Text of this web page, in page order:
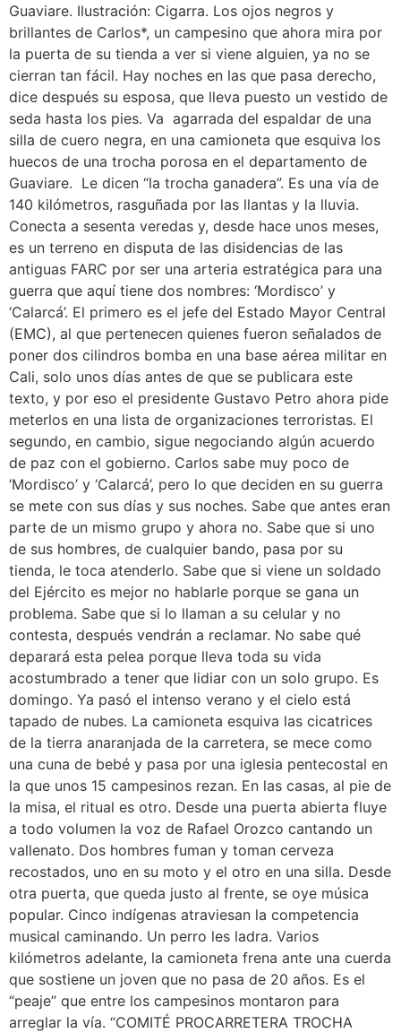
Guaviare. Ilustración: Cigarra. Los ojos negros y
brillantes de Carlos*, un campesino que ahora mira por
la puerta de su tienda a ver si viene alguien, ya no se
cierran tan fácil. Hay noches en las que pasa derecho,
dice después su esposa, que lleva puesto un vestido de
seda hasta los pies. Va agarrada del espaldar de una
silla de cuero negra, en una camioneta que esquiva los
huecos de una trocha porosa en el departamento de
Guaviare. Le dicen “la trocha ganadera”. Es una vía de
140 kilómetros, rasguñada por las llantas y la lluvia.
Conecta a sesenta veredas y, desde hace unos meses,
es un terreno en disputa de las disidencias de las
antiguas FARC por ser una arteria estratégica para una
guerra que aquí tiene dos nombres: ‘Mordisco’ y
‘Calarcá’. El primero es el jefe del Estado Mayor Central
(EMC), al que pertenecen quienes fueron señalados de
poner dos cilindros bomba en una base aérea militar en
Cali, solo unos días antes de que se publicara este
texto, y por eso el presidente Gustavo Petro ahora pide
meterlos en una lista de organizaciones terroristas. El
segundo, en cambio, sigue negociando algún acuerdo
de paz con el gobierno. Carlos sabe muy poco de
‘Mordisco’ y ‘Calarcá’, pero lo que deciden en su guerra
se mete con sus días y sus noches. Sabe que antes eran
parte de un mismo grupo y ahora no. Sabe que si uno
de sus hombres, de cualquier bando, pasa por su
tienda, le toca atenderlo. Sabe que si viene un soldado
del Ejército es mejor no hablarle porque se gana un
problema. Sabe que si lo llaman a su celular y no
contesta, después vendrán a reclamar. No sabe qué
deparará esta pelea porque lleva toda su vida
acostumbrado a tener que lidiar con un solo grupo. Es
domingo. Ya pasó el intenso verano y el cielo está
tapado de nubes. La camioneta esquiva las cicatrices
de la tierra anaranjada de la carretera, se mece como
una cuna de bebé y pasa por una iglesia pentecostal en
la que unos 15 campesinos rezan. En las casas, al pie de
la misa, el ritual es otro. Desde una puerta abierta fluye
a todo volumen la voz de Rafael Orozco cantando un
vallenato. Dos hombres fuman y toman cerveza
recostados, uno en su moto y el otro en una silla. Desde
otra puerta, que queda justo al frente, se oye música
popular. Cinco indígenas atraviesan la competencia
musical caminando. Un perro les ladra. Varios
kilómetros adelante, la camioneta frena ante una cuerda
que sostiene un joven que no pasa de 20 años. Es el
“peaje” que entre los campesinos montaron para
arreglar la vía. “COMITÉ PROCARRETERA TROCHA